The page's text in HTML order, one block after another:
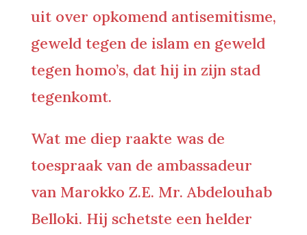
uit over opkomend antisemitisme,
geweld tegen de islam en geweld
tegen homo’s, dat hij in zijn stad
tegenkomt.
Wat me diep raakte was de
toespraak van de ambassadeur
van Marokko Z.E. Mr. Abdelouhab
Belloki. Hij schetste een helder